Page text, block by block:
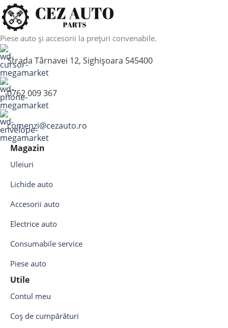
Piese auto și accesorii la prețuri convenabile.
Strada Târnavei 12, Sighișoara 545400
0762 009 367
comenzi@cezauto.ro
Magazin
Uleiuri
Lichide auto
Accesorii auto
Electrice auto
Consumabile service
Piese auto
Utile
Contul meu
Coș de cumpărături